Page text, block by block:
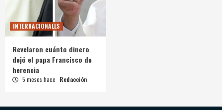
INTERNACIONALES
Revelaron cuánto dinero
dejó el papa Francisco de
herencia
5 meses hace Redacción